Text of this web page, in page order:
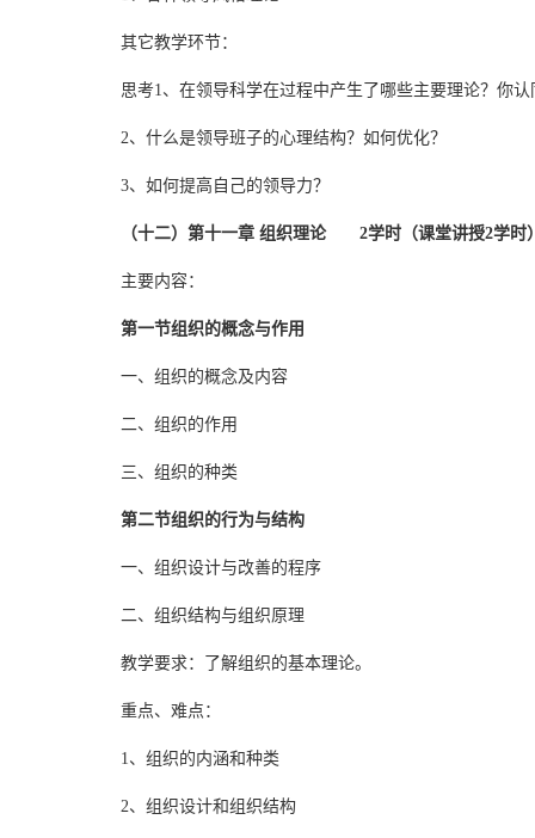
其它教学环节：
思考1、在领导科学在过程中产生了哪些主要理论？你
2、什么是领导班子的心理结构？如何优化？
3、如何提高自己的领导力？
（十二）第十一章 组织理论 2学时（课堂讲授2学时
主要内容：
第一节组织的概念与作用
一、组织的概念及内容
二、组织的作用
三、组织的种类
第二节组织的行为与结构
一、组织设计与改善的程序
二、组织结构与组织原理
教学要求：了解组织的基本理论。
重点、难点：
1、组织的内涵和种类
2、组织设计和组织结构